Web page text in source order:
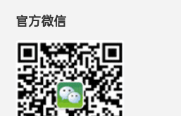
官方微信